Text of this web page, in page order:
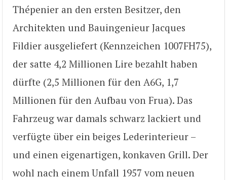
Thépenier an den ersten Besitzer, den
Architekten und Bauingenieur Jacques
Fildier ausgeliefert (Kennzeichen 1007FH75),
der satte 4,2 Millionen Lire bezahlt haben
dürfte (2,5 Millionen für den A6G, 1,7
Millionen für den Aufbau von Frua). Das
Fahrzeug war damals schwarz lackiert und
verfügte über ein beiges Lederinterieur –
und einen eigenartigen, konkaven Grill. Der
wohl nach einem Unfall 1957 vom neuen